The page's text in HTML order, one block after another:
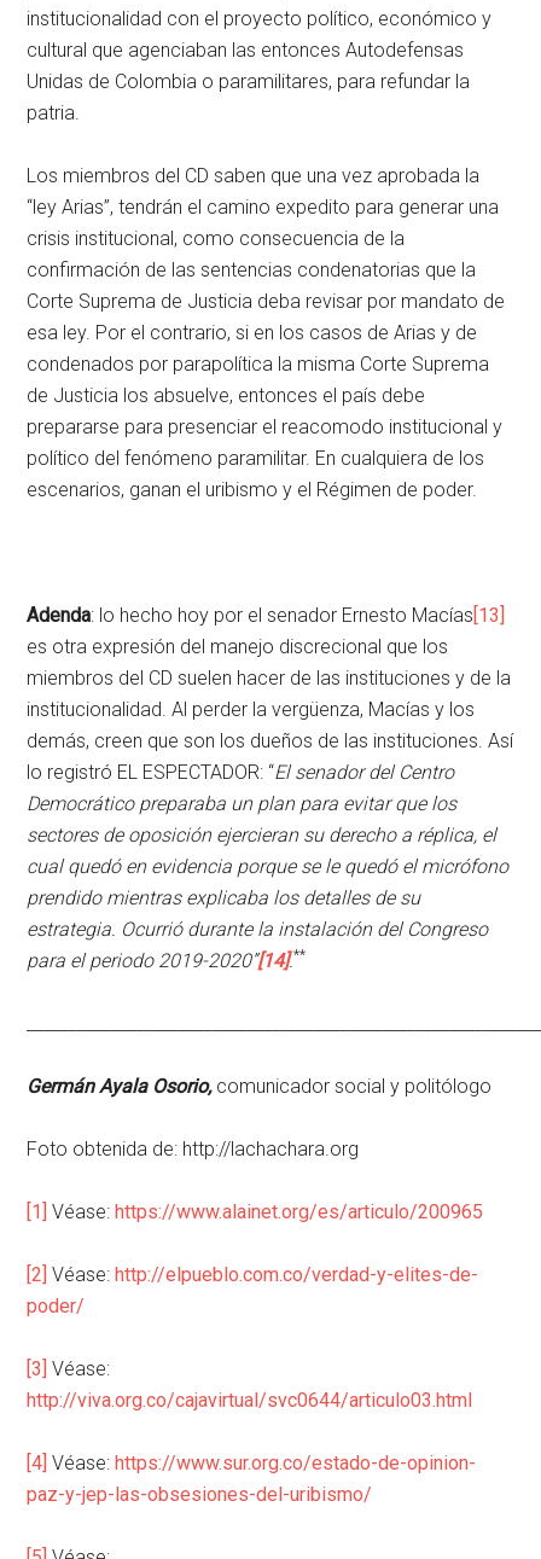
institucionalidad con el proyecto político, económico y
cultural que agenciaban las entonces Autodefensas
Unidas de Colombia o paramilitares, para refundar la
patria.
Los miembros del CD saben que una vez aprobada la
“ley Arias”, tendrán el camino expedito para generar una
crisis institucional, como consecuencia de la
confirmación de las sentencias condenatorias que la
Corte Suprema de Justicia deba revisar por mandato de
esa ley. Por el contrario, si en los casos de Arias y de
condenados por parapolítica la misma Corte Suprema
de Justicia los absuelve, entonces el país debe
prepararse para presenciar el reacomodo institucional y
político del fenómeno paramilitar. En cualquiera de los
escenarios, ganan el uribismo y el Régimen de poder.
Adenda: lo hecho hoy por el senador Ernesto Macías[13]
es otra expresión del manejo discrecional que los
miembros del CD suelen hacer de las instituciones y de la
institucionalidad. Al perder la vergüenza, Macías y los
demás, creen que son los dueños de las instituciones. Así
lo registró EL ESPECTADOR: “El senador del Centro
Democrático preparaba un plan para evitar que los
sectores de oposición ejercieran su derecho a réplica, el
cual quedó en evidencia porque se le quedó el micrófono
prendido mientras explicaba los detalles de su
estrategia. Ocurrió durante la instalación del Congreso
para el periodo 2019-2020”[14].**
Germán Ayala Osorio, comunicador social y politólogo
Foto obtenida de: http://lachachara.org
[1] Véase:https://www.alainet.org/es/articulo/200965
[2] Véase:http://elpueblo.com.co/verdad-y-elites-de-
poder/
[3] Véase:
http://viva.org.co/cajavirtual/svc0644/articulo03.html
[4] Véase:https://www.sur.org.co/estado-de-opinion-
paz-y-jep-las-obsesiones-del-uribismo/